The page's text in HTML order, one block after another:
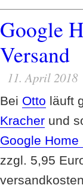
Google
Versand
11. April 2018
Bei Otto läuft
Kracher und
Google Home
zzgl. 5,95